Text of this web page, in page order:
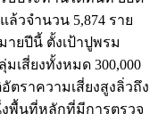
วจำนวน 5,874 ราย
ายปีนี้ ตั้งเป้าปูพรม
เสี่ยงทั้งหมด 300,000
ราความเสี่ยงสูงลิ่วถึง
พื้นที่หลักที่มีการตรวจ